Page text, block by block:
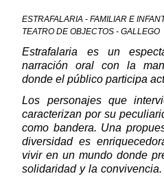
ESTRAFALARIA - FAMILIAR E
TEATRO DE OBJECTOS - GALLEGO
Estrafalaria es un
narración oral con la
donde el público participa
Los personajes que
caracterizan por su
como bandera. Una
diversidad es
vivir en un mundo donde
solidaridad y la